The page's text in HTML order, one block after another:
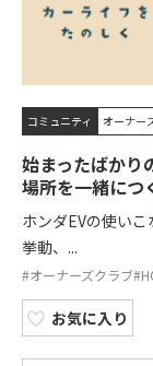
コミュニティ オーナー
始まったばかり
場所を一緒につ
ホンダEVの使い
挙動、...
#オーナーズクラブ
お気に入り